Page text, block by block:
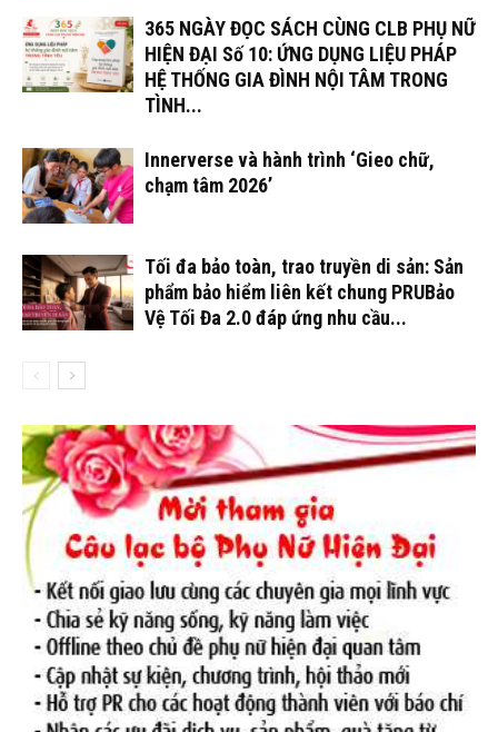
365 NGÀY ĐỌC SÁCH CÙNG CLB PHỤ NỮ
HIỆN ĐẠI Số 10: ỨNG DỤNG LIỆU PHÁP
HỆ THỐNG GIA ĐÌNH NỘI TÂM TRONG
TÌNH...
Innerverse và hành trình ‘Gieo chữ,
chạm tâm 2026’
Tối đa bảo toàn, trao truyền di sản: Sản
phẩm bảo hiểm liên kết chung PRUBảo
Vệ Tối Đa 2.0 đáp ứng nhu cầu...